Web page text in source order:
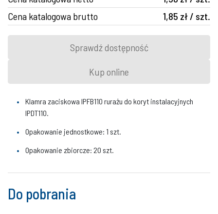
Cena katalogowa brutto
1,85 zł / szt.
Sprawdź dostępność
Kup online
Klamra zaciskowa IPFB110 rurażu do koryt instalacyjnych
IPDT110.
Opakowanie jednostkowe: 1 szt.
Opakowanie zbiorcze: 20 szt.
Do pobrania